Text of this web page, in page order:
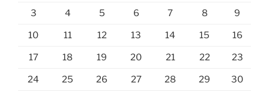
3 4 5 6 7 8 9
10 11 12 13 14 15 16
17 18 19 20 21 22 23
24 25 26 27 28 29 30